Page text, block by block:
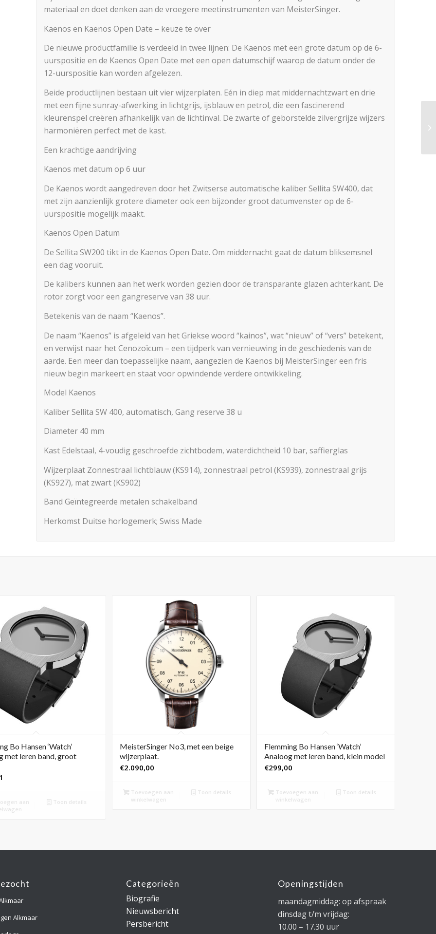
materiaal en doet denken aan de vroegere meetinstrumenten van MeisterSinger.
Kaenos en Kaenos Open Date – keuze te over
De nieuwe productfamilie is verdeeld in twee lijnen: De Kaenos met een grote datum op de 6-
uurspositie en de Kaenos Open Date met een open datumschijf waarop de datum onder de
12-uurspositie kan worden afgelezen.
Beide productlijnen bestaan uit vier wijzerplaten. Eén in diep mat middernachtzwart en drie
met een fijne sunray-afwerking in lichtgrijs, ijsblauw en petrol, die een fascinerend
kleurenspel creëren afhankelijk van de lichtinval. De zwarte of geborstelde zilvergrijze wijzers
harmoniëren perfect met de kast.
Een krachtige aandrijving
Kaenos met datum op 6 uur
De Kaenos wordt aangedreven door het Zwitserse automatische kaliber Sellita SW400, dat
met zijn aanzienlijk grotere diameter ook een bijzonder groot datumvenster op de 6-
uurspositie mogelijk maakt.
Kaenos Open Datum
De Sellita SW200 tikt in de Kaenos Open Date. Om middernacht gaat de datum bliksemsnel
een dag vooruit.
De kalibers kunnen aan het werk worden gezien door de transparante glazen achterkant. De
rotor zorgt voor een gangreserve van 38 uur.
Betekenis van de naam “Kaenos”.
De naam “Kaenos” is afgeleid van het Griekse woord “kainos”, wat “nieuw” of “vers” betekent,
en verwijst naar het Cenozoïcum – een tijdperk van vernieuwing in de geschiedenis van de
aarde. Een meer dan toepasselijke naam, aangezien de Kaenos bij MeisterSinger een fris
nieuw begin markeert en staat voor opwindende verdere ontwikkeling.
Model Kaenos
Kaliber Sellita SW 400, automatisch, Gang reserve 38 u
Diameter 40 mm
Kast Edelstaal, 4-voudig geschroefde zichtbodem, waterdichtheid 10 bar, saffierglas
Wijzerplaat Zonnestraal lichtblauw (KS914), zonnestraal petrol (KS939), zonnestraal grijs
(KS927), mat zwart (KS902)
Band Geïntegreerde metalen schakelband
Herkomst Duitse horlogemerk; Swiss Made
Bo Hansen ‘Watch’
met leren band, groot
aan
Toon details
MeisterSinger No3, met een beige
wijzerplaat.
€2.090,00
Toevoegen aan
winkelwagen
Toon details
Flemming Bo Hansen ‘Watch’
Analoog met leren band, klein model
€299,00
Toevoegen aan
winkelwagen
Toon details
Alkmaar
Categorieën
Biografie
Nieuwsbericht
Persbericht
Openingstijden
maandagmiddag: op afspraak
dinsdag t/m vrijdag:
10.00 – 17.30 uur